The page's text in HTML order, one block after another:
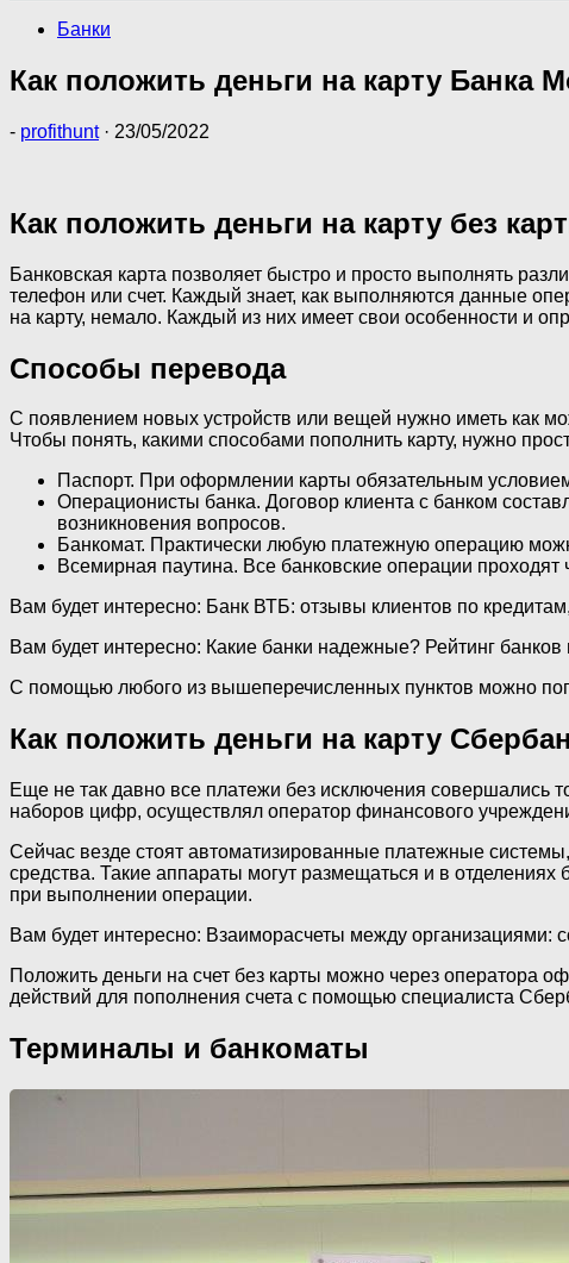
Банки
Как положить деньги на карту Банка
- profithunt · 23/05/2022
Как положить деньги на карту без
Банковская карта позволяет быстро и просто выполнять
телефон или счет. Каждый знает, как выполняются данные
на карту, немало. Каждый из них имеет свои особенности и
Способы перевода
С появлением новых устройств или вещей нужно иметь как
Чтобы понять, какими способами пополнить карту, нужно
Паспорт. При оформлении карты обязательным
Операционисты банка. Договор клиента с банком
возникновения вопросов.
Банкомат. Практически любую платежную операцию
Всемирная паутина. Все банковские операции проходят
Вам будет интересно: Банк ВТБ: отзывы клиентов по
Вам будет интересно: Какие банки надежные? Рейтинг банков
С помощью любого из вышеперечисленных пунктов можно
Как положить деньги на карту
Еще не так давно все платежи без исключения совершались
наборов цифр, осуществлял оператор финансового
Сейчас везде стоят автоматизированные платежные
средства. Такие аппараты могут размещаться и в
при выполнении операции.
Вам будет интересно: Взаиморасчеты между
Положить деньги на счет без карты можно через оператора
действий для пополнения счета с помощью специалиста
Терминалы и банкоматы